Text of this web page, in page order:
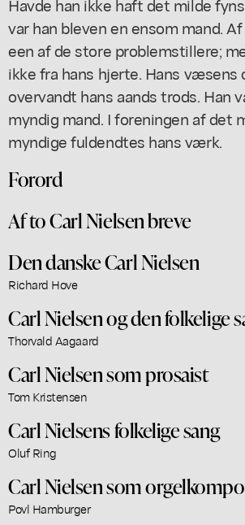
var han bleven en ensom mand.
een af de store problemstillere;
ikke fra hans hjerte. Hans væsens
overvandt hans aands trods. Han
myndig mand. I foreningen af det
myndige fuldendtes hans værk.
Forord
Af to Carl Nielsen breve
Den danske Carl Nielsen
Richard Hove
Carl Nielsen og den folkelige
Thorvald Aagaard
Carl Nielsen som prosaist
Tom Kristensen
Carl Nielsens folkelige sang
Oluf Ring
Carl Nielsen som
Povl Hamburger